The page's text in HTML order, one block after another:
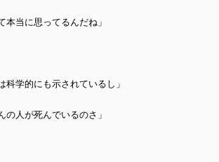
当に思ってるんだね」
学的にも示されているし」
人が死んでいるのさ」